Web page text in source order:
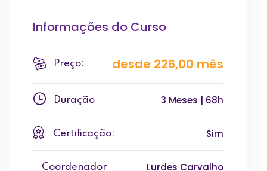
Informações do Curso
Preço: desde 226,00 mês
Duração 3 Meses | 68h
Certificação: Sim
Coordenador Lurdes Carvalho